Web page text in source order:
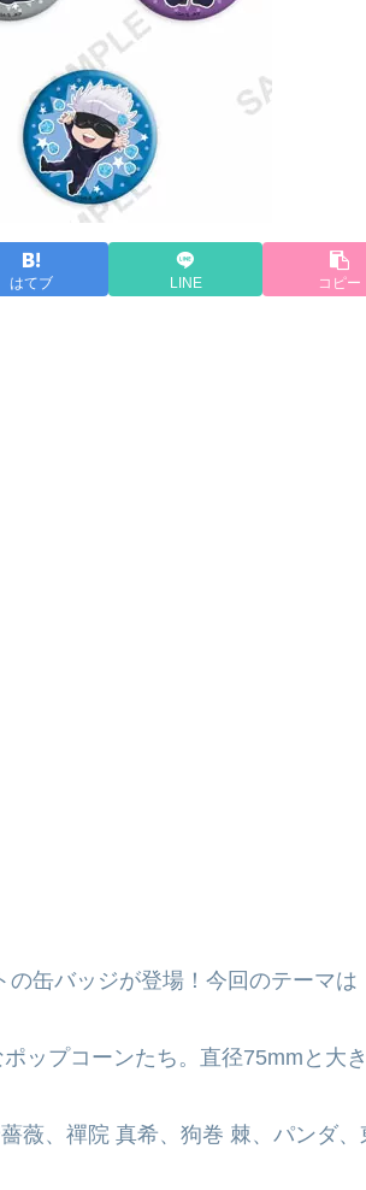
はてブ LINE コピー
缶バッジが登場！今回のテーマは
ップコーンたち。直径75mmと大
薇、禪院 真希、狗巻 棘、パンダ